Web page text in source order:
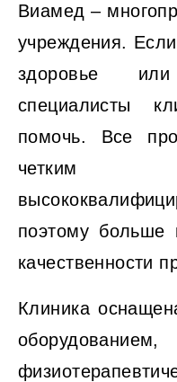
Виамед –
учреждения.
здоровье
специалисты
помочь. Все
четким
поэтому больше
качественности
Клиника